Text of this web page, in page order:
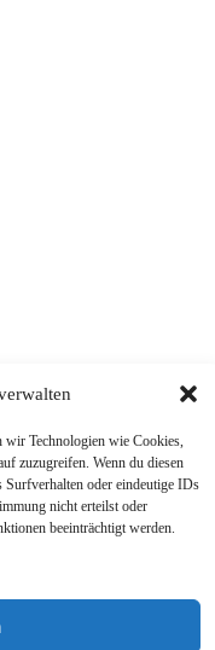
wir Technologien wie Cookies,
zuzugreifen. Wenn du diesen
oder eindeutige IDs
nicht erteilst oder
beeinträchtigt werden.